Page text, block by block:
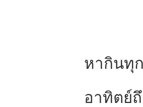
หากินทุ
อาทิตย์